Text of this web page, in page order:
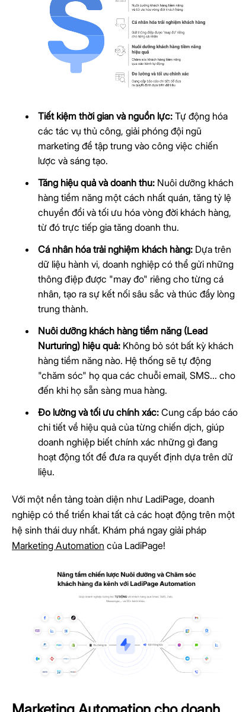
Tiết kiệm thời gian và nguồn lực: Tự động hóa
các tác vụ thủ công, giải phóng đội ngũ
marketing để tập trung vào công việc chiến
lược và sáng tạo.
Tăng hiệu quả và doanh thu: Nuôi dưỡng khách
hàng tiềm năng một cách nhất quán, tăng tỷ lệ
chuyển đổi và tối ưu hóa vòng đời khách hàng,
từ đó trực tiếp gia tăng doanh thu.
Cá nhân hóa trải nghiệm khách hàng: Dựa trên
dữ liệu hành vi, doanh nghiệp có thể gửi những
thông điệp được "may đo" riêng cho từng cá
nhân, tạo ra sự kết nối sâu sắc và thúc đẩy lòng
trung thành.
Nuôi dưỡng khách hàng tiềm năng (Lead
Nurturing) hiệu quả: Không bỏ sót bất kỳ khách
hàng tiềm năng nào. Hệ thống sẽ tự động
"chăm sóc" họ qua các chuỗi email, SMS... cho
đến khi họ sẵn sàng mua hàng.
Đo lường và tối ưu chính xác: Cung cấp báo cáo
chi tiết về hiệu quả của từng chiến dịch, giúp
doanh nghiệp biết chính xác những gì đang
hoạt động tốt để đưa ra quyết định dựa trên dữ
liệu.
Với một nền tảng toàn diện như LadiPage, doanh
nghiệp có thể triển khai tất cả các hoạt động trên một
hệ sinh thái duy nhất. Khám phá ngay giải pháp
Marketing Automation của LadiPage!